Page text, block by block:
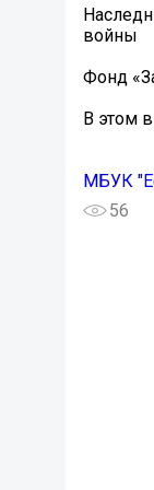
войны
Фонд
В этом
МБУК
56